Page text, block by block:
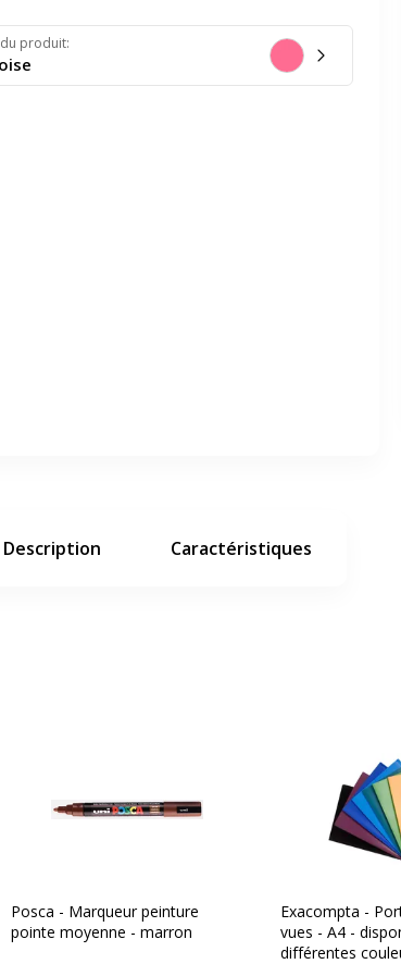
produit:
Description Caractéristiques
Posca - Marqueur peinture
pointe moyenne - marron
Exacompta -
vues - A4 -
différentes